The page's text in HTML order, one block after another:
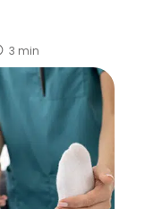
3 min